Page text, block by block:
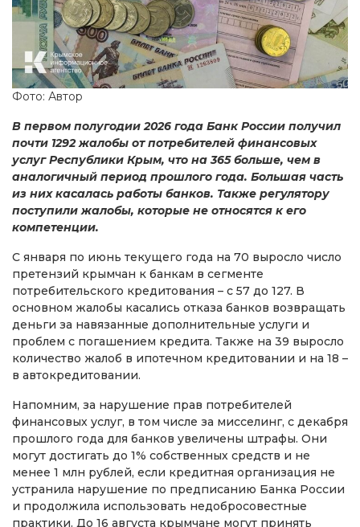
Фото: Автор
В первом полугодии 2026 года Банк России получил
почти 1292 жалобы от потребителей финансовых
услуг Республики Крым, что на 365 больше, чем в
аналогичный период прошлого года. Большая часть
из них касалась работы банков. Также регулятору
поступили жалобы, которые не относятся к его
компетенции.
С января по июнь текущего года на 70 выросло число
претензий крымчан к банкам в сегменте
потребительского кредитования – с 57 до 127. В
основном жалобы касались отказа банков возвращать
деньги за навязанные дополнительные услуги и
проблем с погашением кредита. Также на 39 выросло
количество жалоб в ипотечном кредитовании и на 18 –
в автокредитовании.
Напомним, за нарушение прав потребителей
финансовых услуг, в том числе за мисселинг, с декабря
прошлого года для банков увеличены штрафы. Они
могут достигать до 1% собственных средств и не
менее 1 млн рублей, если кредитная организация не
устранила нарушение по предписанию Банка России
и продолжила использовать недобросовестные
практики. До 16 августа крымчане могут принять